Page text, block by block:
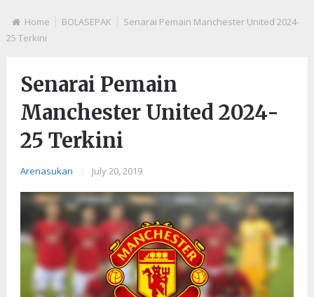
Home BOLASEPAK
Senarai Pemain Manchester United 2024-
25 Terkini
Senarai Pemain
Manchester United 2024-
25 Terkini
Arenasukan July 20, 2019